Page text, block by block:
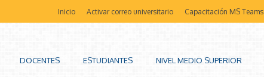
Inicio Activar correo universitario Capacitación MS Teams
DOCENTES ESTUDIANTES NIVEL MEDIO SUPERIOR